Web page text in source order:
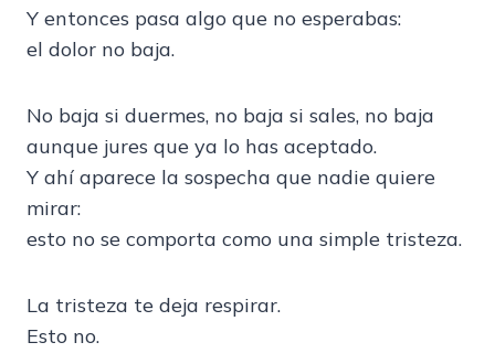
Y entonces pasa algo que no esperabas:
el dolor no baja.
No baja si duermes, no baja si sales, no baja
aunque jures que ya lo has aceptado.
Y ahí aparece la sospecha que nadie quiere
mirar:
esto no se comporta como una simple tristeza.
La tristeza te deja respirar.
Esto no.